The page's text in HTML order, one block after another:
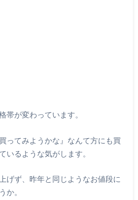
帯が変わっています。
ってみようかな』なんて方にも買
いるような気がします。
げず、昨年と同じようなお値段に
か。